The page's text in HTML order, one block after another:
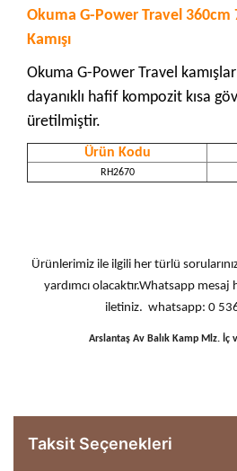
Okuma G-Power Travel 360cm
Kamışı
Okuma G-Power Travel
dayanıklı hafif kompozit kısa
üretilmiştir.
Ürün Kodu
RH2670
Ürünlerimiz ile ilgili her türlü
yardımcı olacaktır.Whatsapp mesaj
iletiniz. whatsapp: 0
Arslantaş Av Balık Kamp Mlz. İç
Taksit Seçenekleri